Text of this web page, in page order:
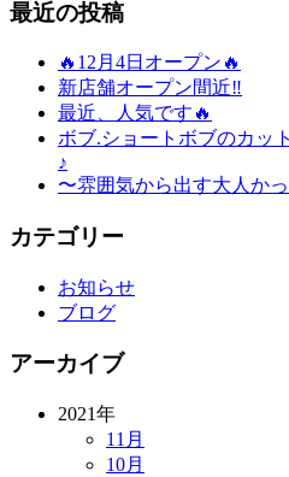
最近の投稿
🔥12月4日オープン🔥
新店舗オープン間近‼️
最近、人気です🔥
ボブ.ショートボブのカッ
♪
〜雰囲気から出す大人か
カテゴリー
お知らせ
ブログ
アーカイブ
2021年
11月
10月